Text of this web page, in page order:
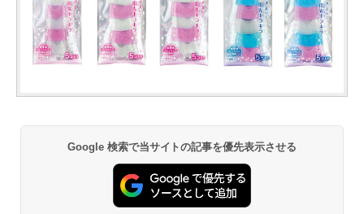
Google 検索で当サイトの記事を優先表示させる